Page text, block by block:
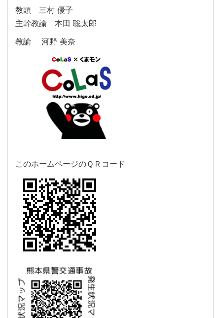
教頭 三村 優子
主幹教諭 本田 聡太郎
教諭 河野 美奈
このホームページのＱＲコード